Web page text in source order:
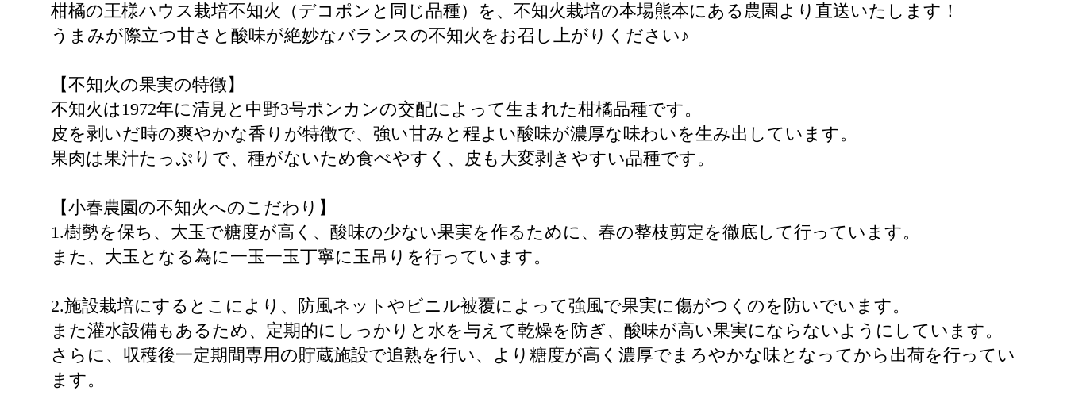
柑橘の王様ハウス栽培不知火（デコポンと同じ品種）を、不知火栽培の本場熊本にある農園より直送いたします！
うまみが際立つ甘さと酸味が絶妙なバランスの不知火をお召し上がりください♪
【不知火の果実の特徴】
不知火は1972年に清見と中野3号ポンカンの交配によって生まれた柑橘品種です。
皮を剥いだ時の爽やかな香りが特徴で、強い甘みと程よい酸味が濃厚な味わいを生み出しています。
果肉は果汁たっぷりで、種がないため食べやすく、皮も大変剥きやすい品種です。
【小春農園の不知火へのこだわり】
1.樹勢を保ち、大玉で糖度が高く、酸味の少ない果実を作るために、春の整枝剪定を徹底して行っています。
また、大玉となる為に一玉一玉丁寧に玉吊りを行っています。
2.施設栽培にするとこにより、防風ネットやビニル被覆によって強風で果実に傷がつくのを防いでいます。
また灌水設備もあるため、定期的にしっかりと水を与えて乾燥を防ぎ、酸味が高い果実にならないようにしています。
さらに、収穫後一定期間専用の貯蔵施設で追熟を行い、より糖度が高く濃厚でまろやかな味となってから出荷を行ってい
ます。